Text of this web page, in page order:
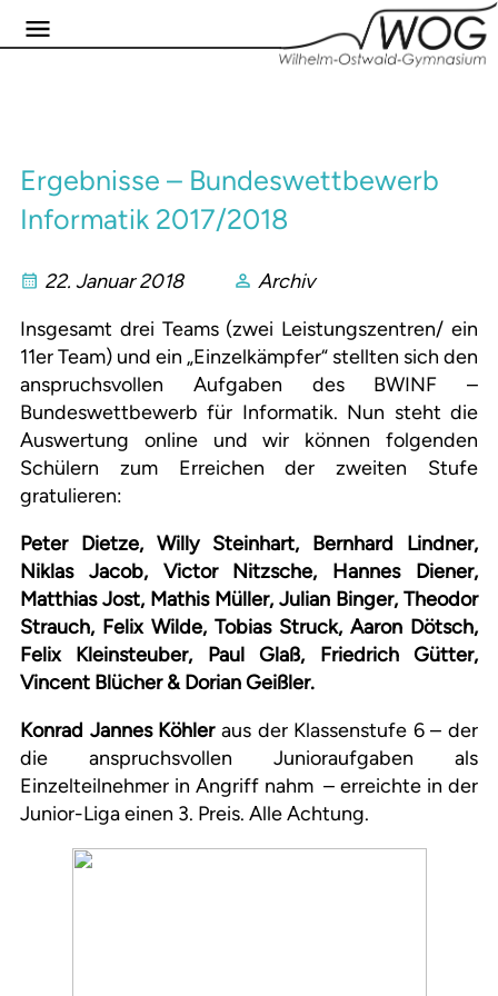
Ergebnisse – Bundeswettbewerb
Informatik 2017/2018
22. Januar 2018
Archiv
Insgesamt drei Teams (zwei Leistungszentren/ ein
11er Team) und ein „Einzelkämpfer“ stellten sich den
anspruchsvollen Aufgaben des BWINF –
Bundeswettbewerb für Informatik. Nun steht die
Auswertung online und wir können folgenden
Schülern zum Erreichen der zweiten Stufe
gratulieren:
Peter Dietze, Willy Steinhart, Bernhard Lindner,
Niklas Jacob, Victor Nitzsche, Hannes Diener,
Matthias Jost, Mathis Müller, Julian Binger, Theodor
Strauch, Felix Wilde, Tobias Struck, Aaron Dötsch,
Felix Kleinsteuber, Paul Glaß, Friedrich Gütter,
Vincent Blücher & Dorian Geißler.
Konrad Jannes Köhleraus der Klassenstufe 6 – der
die anspruchsvollen Junioraufgaben als
Einzelteilnehmer in Angriff nahm – erreichte in der
Junior-Liga einen 3. Preis. Alle Achtung.